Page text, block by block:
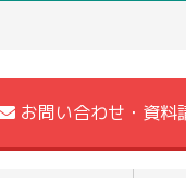
お問い合わせ・資料